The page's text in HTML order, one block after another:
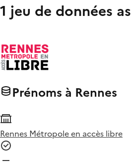
1 jeu de données
Prénoms à Rennes
Rennes Métropole en accès libre